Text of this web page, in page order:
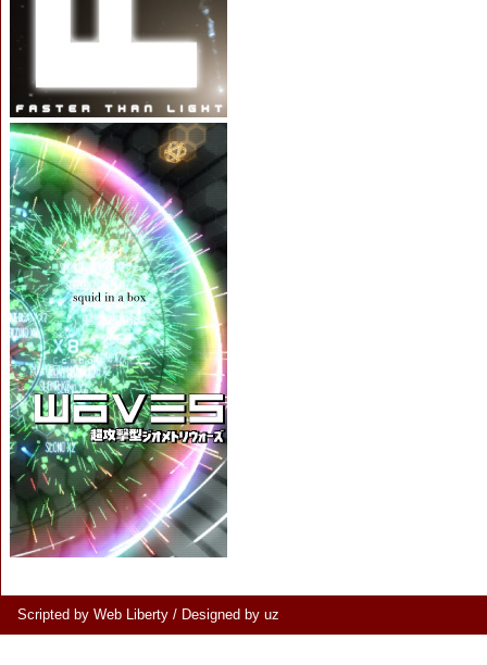
Scripted by Web Liberty / Designed by uz